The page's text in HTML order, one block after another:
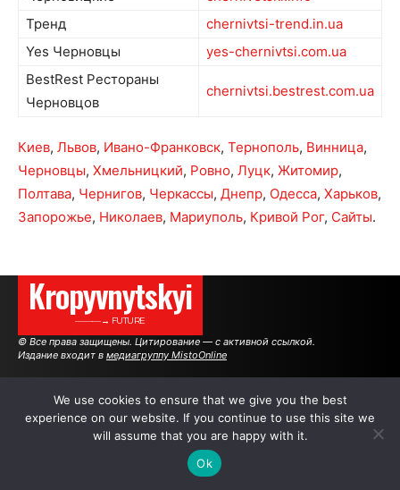
Тренд
chernivtsi-trend.in.ua
Yes Черновцы
yes-chernivtsi.com.ua
BestRest Рестораны
Черновцов
chernivtsi.bestrest.com.ua
Киев, Львов, Ивано-Франковск, Тернополь, Винница,
Черновцы, Хмельницкий, Ровно, Луцк, Житомир,
Полтава, Чернигов, Черкассы, Днепр, Одесса, Харьков,
Запорожье, Николаев, Мариуполь, Кривой Рог, Сайты.
Kropyvnytskyi
———→ FUTURE
© Все права защищены. Цитирование — с активной ссылкой.
Издание входит в медиагруппу MistoOnline
АВТОРЫ РЕКЛАМА НА САЙТЕ
We use cookies to ensure that we give you the best
experience on our website. If you continue to use this site we
will assume that you are happy with it.
Ok